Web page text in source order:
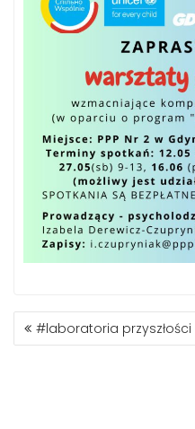
NAWIGACJA
WPISU
#laboratoria przyszłości